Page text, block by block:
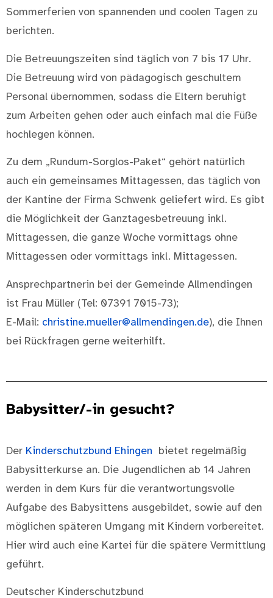
Sommerferien von spannenden und coolen Tagen zu
berichten.
Die Betreuungszeiten sind täglich von 7 bis 17 Uhr.
Die Betreuung wird von pädagogisch geschultem
Personal übernommen, sodass die Eltern beruhigt
zum Arbeiten gehen oder auch einfach mal die Füße
hochlegen können.
Zu dem „Rundum-Sorglos-Paket“ gehört natürlich
auch ein gemeinsames Mittagessen, das täglich von
der Kantine der Firma Schwenk geliefert wird. Es gibt
die Möglichkeit der Ganztagesbetreuung inkl.
Mittagessen, die ganze Woche vormittags ohne
Mittagessen oder vormittags inkl. Mittagessen.
Ansprechpartnerin bei der Gemeinde Allmendingen
ist Frau Müller (Tel: 07391 7015-73);
E-Mail: christine.mueller@allmendingen.de), die Ihnen
bei Rückfragen gerne weiterhilft.
Babysitter/-in gesucht?
Der Kinderschutzbund Ehingen bietet regelmäßig
Babysitterkurse an. Die Jugendlichen ab 14 Jahren
werden in dem Kurs für die verantwortungsvolle
Aufgabe des Babysittens ausgebildet, sowie auf den
möglichen späteren Umgang mit Kindern vorbereitet.
Hier wird auch eine Kartei für die spätere Vermittlung
geführt.
Deutscher Kinderschutzbund